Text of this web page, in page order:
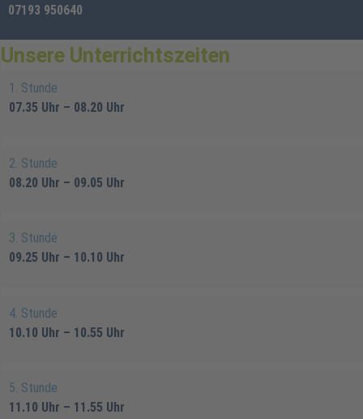
07193 950640
Unsere Unterrichtszeiten
1. Stunde
07.35 Uhr – 08.20 Uhr
2. Stunde
08.20 Uhr – 09.05 Uhr
3. Stunde
09.25 Uhr – 10.10 Uhr
4. Stunde
10.10 Uhr – 10.55 Uhr
5. Stunde
11.10 Uhr – 11.55 Uhr